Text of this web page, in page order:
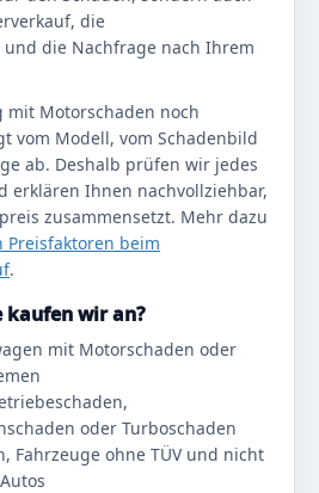
die
die Nachfrage nach Ihrem
mit Motorschaden noch
vom Modell, vom Schadenbild
ab. Deshalb prüfen wir jedes
erklären Ihnen nachvollziehbar,
zusammensetzt. Mehr dazu
Preisfaktoren beim
.
kaufen wir an?
mit Motorschaden oder
oder Turboschaden
Fahrzeuge ohne TÜV und nicht